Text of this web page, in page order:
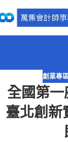
創業專
全國第
臺北創新